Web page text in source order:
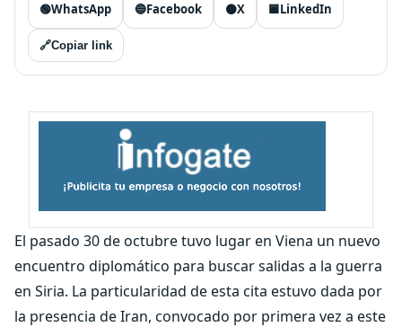
🟢WhatsApp 🔵Facebook ⚫X 🟦LinkedIn
🔗Copiar link
El pasado 30 de octubre tuvo lugar en Viena un nuevo
encuentro diplomático para buscar salidas a la guerra
en Siria. La particularidad de esta cita estuvo dada por
la presencia de Iran, convocado por primera vez a este